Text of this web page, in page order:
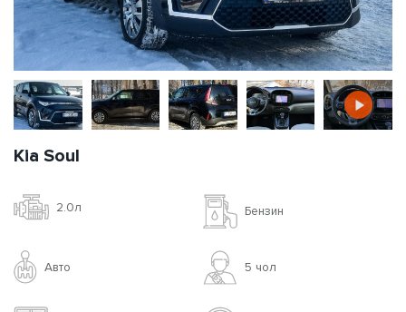
Kia Soul
2.0л Бензин
Авто 5 чoл